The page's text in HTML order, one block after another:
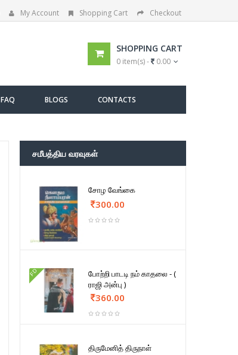
My Account Shopping Cart Checkout
SHOPPING CART
0 item(s) - 0.00
FAQ BLOGS CONTACTS
சமீபத்திய வரவுகள்
சோழ வேங்கை
300.00
FD
போற்றி பாடடி நம் காதலை - (
ராஜி அன்பு )
360.00
திருமேனித் திருநாள்